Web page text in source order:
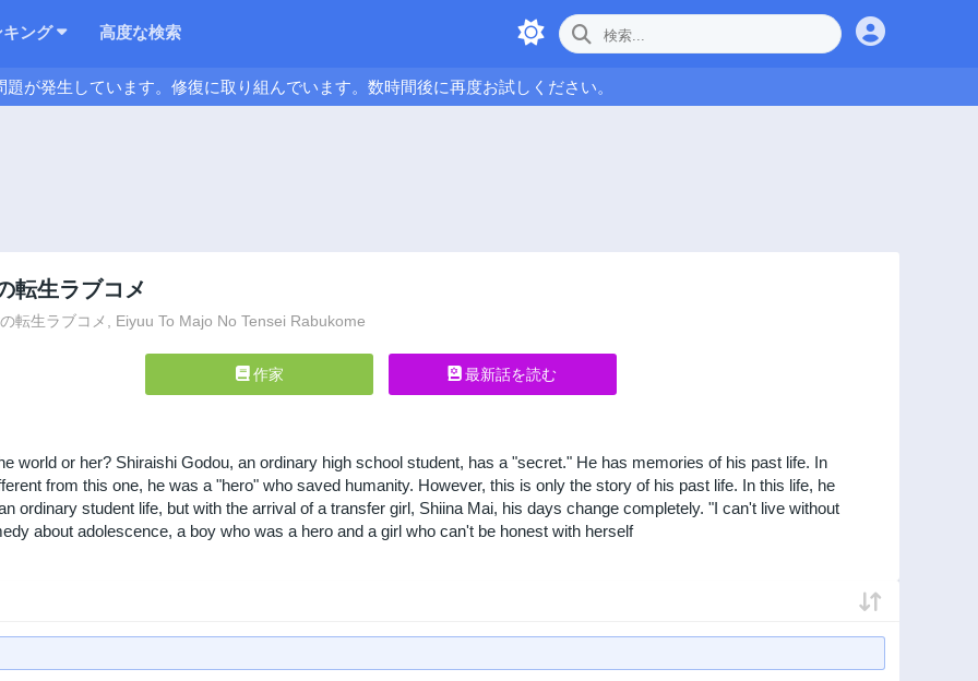
キング 高度な検索
題が発生しています。修復に取り組んでいます。数時間後に再度お試しください。
転生ラブコメ
転生ラブコメ, Eiyuu To Majo No Tensei Rabukome
作家 最新話を読む
world or her? Shiraishi Godou, an ordinary high school student, has a "secret." He has memories of his past life. In
from this one, he was a "hero" who saved humanity. However, this is only the story of his past life. In this life, he
ordinary student life, but with the arrival of a transfer girl, Shiina Mai, his days change completely. "I can't live without
about adolescence, a boy who was a hero and a girl who can't be honest with herself